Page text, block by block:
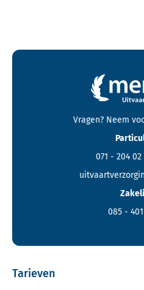
Contactgegevens en footer menu
Vragen? Neem
071 - 204 02
085 -
Tarieven